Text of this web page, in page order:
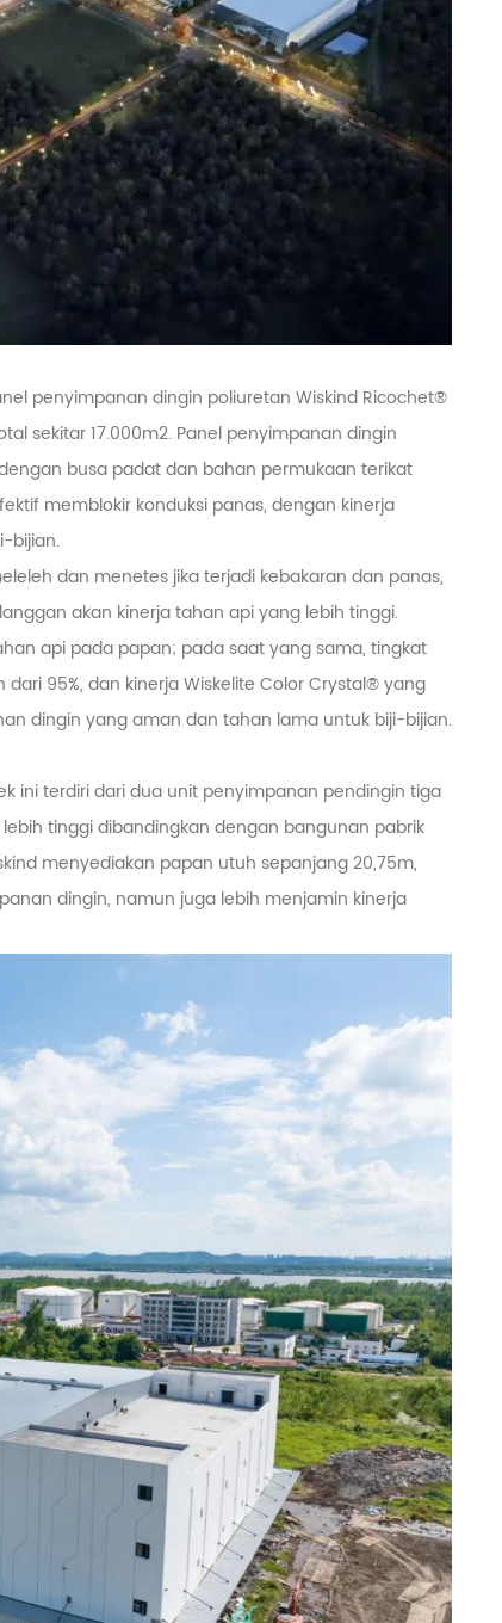
penyimpanan dingin poliuretan Wiskind Ricochet®
sekitar 17.000m2. Panel penyimpanan dingin
busa padat dan bahan permukaan terikat
memblokir konduksi panas, dengan kinerja
bijian.
dan menetes jika terjadi kebakaran dan panas,
akan kinerja tahan api yang lebih tinggi.
api pada papan; pada saat yang sama, tingkat
95%, dan kinerja Wiskelite Color Crystal® yang
dingin yang aman dan tahan lama untuk biji-bijian.
ini terdiri dari dua unit penyimpanan pendingin tiga
tinggi dibandingkan dengan bangunan pabrik
menyediakan papan utuh sepanjang 20,75m,
dingin, namun juga lebih menjamin kinerja